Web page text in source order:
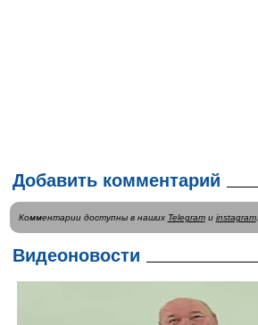
Добавить комментарий
Комментарии доступны в наших Telegramи instagram.
Видеоновости